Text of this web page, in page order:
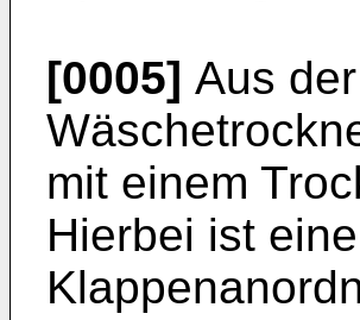
[0005] Aus der
mit einem
Hierbei ist